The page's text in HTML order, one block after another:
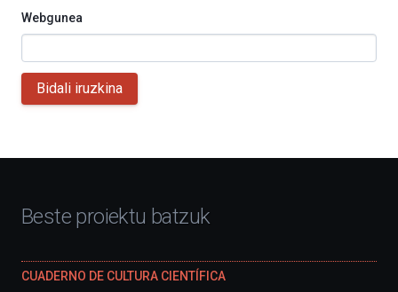
Webgunea
Bidali iruzkina
Beste proiektu batzuk
CUADERNO DE CULTURA CIENTÍFICA